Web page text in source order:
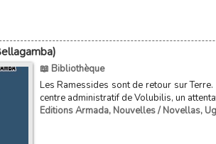
📖 Bibliothèque
Les Ramessides sont de retour sur
centre administratif de Volubilis, un
Editions Armada, Nouvelles / Novellas,